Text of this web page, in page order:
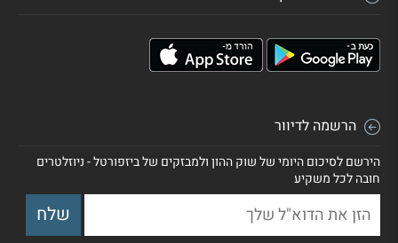
הרשמה לדיוור
הירשם לסיכום היומי של שוק ההון ולמבזקים של ביזפורטל - ניוזלטרים
חובה לכל משקיע